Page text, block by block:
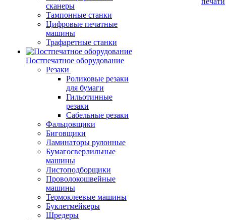
сканеры
Тампонные станки
Цифровые печатные
машины
Трафаретные станки
Постпечатное оборудование
Резаки
Роликовые резаки
для бумаги
Гильотинные
резаки
Сабельные резаки
Фальцовщики
Биговщики
Ламинаторы рулонные
Бумагосверлильные
машины
Листоподборщики
Проволокошвейные
машины
Термоклеевые машины
Буклетмейкеры
Шредеры